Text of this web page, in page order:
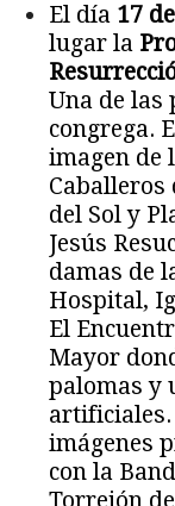
El día 17
lugar la
Una de las
congrega.
imagen de
Caballeros
del Sol y
Jesús
damas de
Hospital,
El
Mayor
palomas y
artificiales.
imágenes
con la